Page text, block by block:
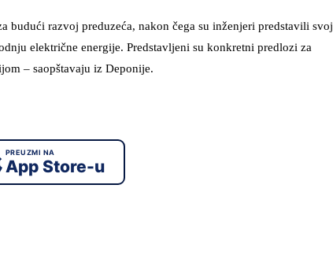
budući razvoj preduzeća, nakon čega su inženjeri predstavili svoj
električne energije. Predstavljeni su konkretni predlozi za
– saopštavaju iz Deponije.
PREUZMI NA
App Store-u